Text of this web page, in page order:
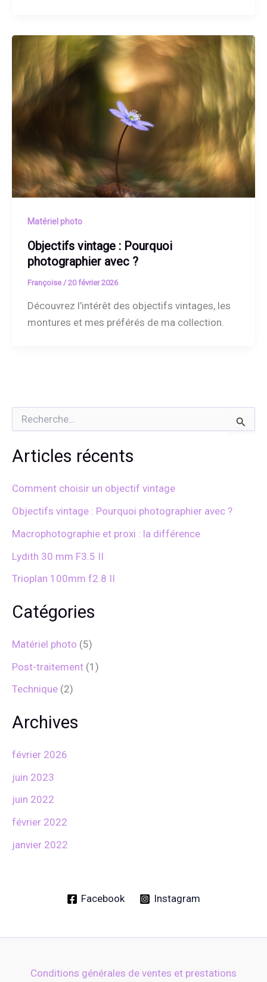
Matériel photo
Objectifs vintage : Pourquoi
photographier avec ?
Françoise /20 février 2026
Découvrez l’intérêt des objectifs vintages, les
montures et mes préférés de ma collection.
e
c
e
Articles récents
Comment choisir un objectif vintage
Objectifs vintage : Pourquoi photographier avec ?
Macrophotographie et proxi : la différence
Lydith 30 mm F3.5 II
Trioplan 100mm f2.8 II
Catégories
Matériel photo (5)
Post-traitement (1)
Technique (2)
Archives
février 2026
juin 2023
juin 2022
février 2022
janvier 2022
Facebook Instagram
Conditions générales de ventes et prestations